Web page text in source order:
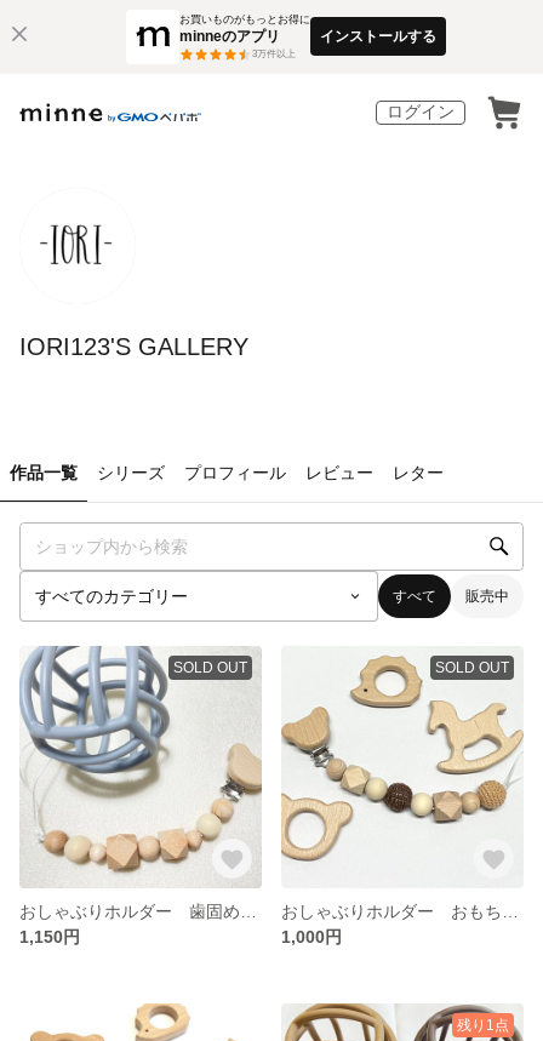
お買いものがもっとお得に
minneのアプリ
3万件以上
インストールする
ログイン
IORI123'S GALLERY
作品一覧 シリーズ プロフィール レビュー レター
すべて 販売中
SOLD OUT
1,150円
SOLD OUT
1,000円
残り1点